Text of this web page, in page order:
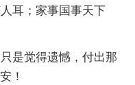
耳；家事国事天下
是觉得遗憾，付出那
！